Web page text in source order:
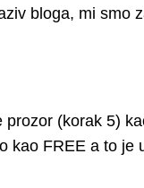
bloga, mi smo
(korak 5)
kao FREE a to je